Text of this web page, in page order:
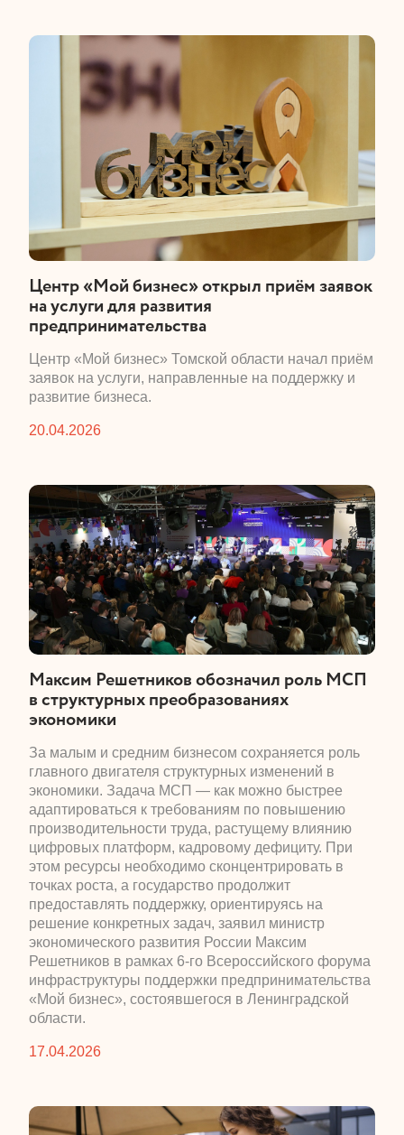
​Центр «Мой бизнес» открыл приём заявок
на услуги для развития
предпринимательства
​Центр «Мой бизнес» Томской области начал приём
заявок на услуги, направленные на поддержку и
развитие бизнеса.
20.04.2026
​Максим Решетников обозначил роль МСП
в структурных преобразованиях
экономики
​За малым и средним бизнесом сохраняется роль
главного двигателя структурных изменений в
экономики. Задача МСП — как можно быстрее
адаптироваться к требованиям по повышению
производительности труда, растущему влиянию
цифровых платформ, кадровому дефициту. При
этом ресурсы необходимо сконцентрировать в
точках роста, а государство продолжит
предоставлять поддержку, ориентируясь на
решение конкретных задач, заявил министр
экономического развития России Максим
Решетников в рамках 6-го Всероссийского форума
инфраструктуры поддержки предпринимательства
«Мой бизнес», состоявшегося в Ленинградской
области.
17.04.2026